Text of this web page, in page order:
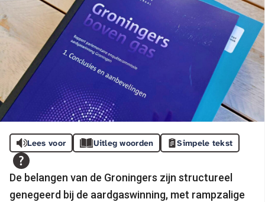
Lees voor Uitleg woorden Simpele tekst
De belangen van de Groningers zijn structureel
genegeerd bij de aardgaswinning, met rampzalige